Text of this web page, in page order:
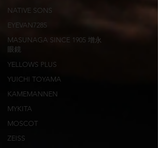
NATIVE SONS
EYEVAN7285
MASUNAGA SINCE 1905 增永
眼鏡
YELLOWS PLUS
YUICHI TOYAMA
KAMEMANNEN
MYKITA
MOSCOT
ZEISS